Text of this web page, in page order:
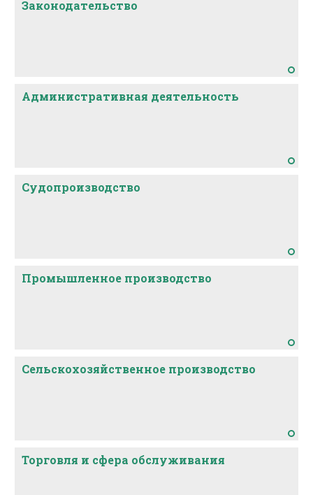
Законодательство
Административная деятельность
Судопроизводство
Промышленное производство
Сельскохозяйственное производство
Торговля и сфера обслуживания